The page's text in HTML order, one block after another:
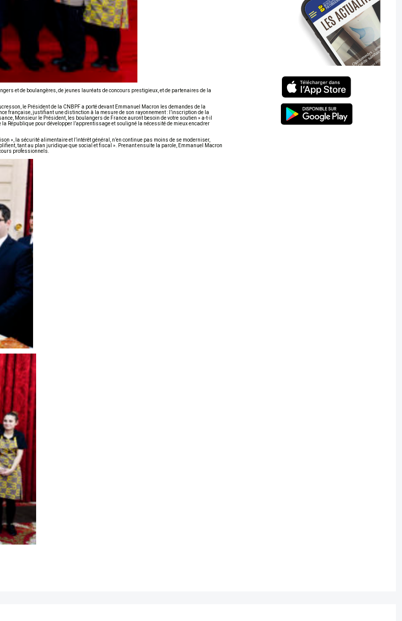
et de boulangères, de jeunes lauréats de concours prestigieux, et de partenaires de la
le Président de la CNBPF a porté devant Emmanuel Macron les demandes de la
française, justifiant une distinction à la mesure de son rayonnement : l’inscription de la
Monsieur le Président, les boulangers de France auront besoin de votre soutien » a-t-il
République pour développer l’apprentissage et souligné la nécessité de mieux encadrer
», la sécurité alimentaire et l’intérêt général, n’en continue pas moins de se moderniser,
tant au plan juridique que social et fiscal ». Prenant ensuite la parole, Emmanuel Macron
professionnels.